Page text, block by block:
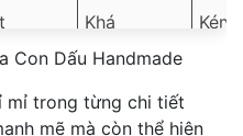
Khá Kém
Không
Con Dấu Handmade
mỉ trong từng chi tiết
mẽ mà còn thể hiện